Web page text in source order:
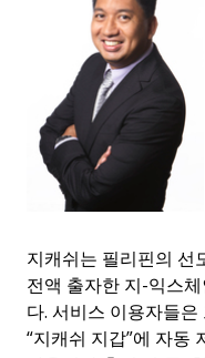
지캐쉬는 필리핀의 선
전액 출자한 지-익스
다. 서비스 이용자들
“지캐쉬 지갑”에 자동